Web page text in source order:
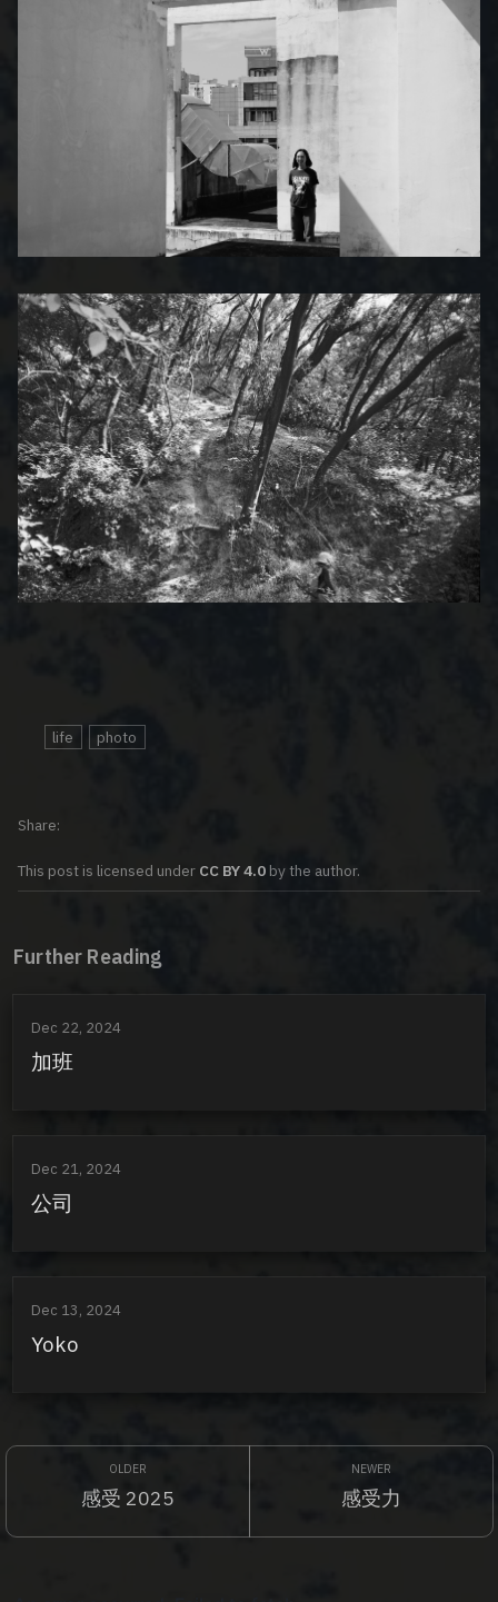
life photo
This post is licensed under CC BY 4.0 by the author.
Share
Further Reading
Dec 22, 2024
加班
Dec 21, 2024
公司
Dec 13, 2024
Yoko
感受 2025 感受力